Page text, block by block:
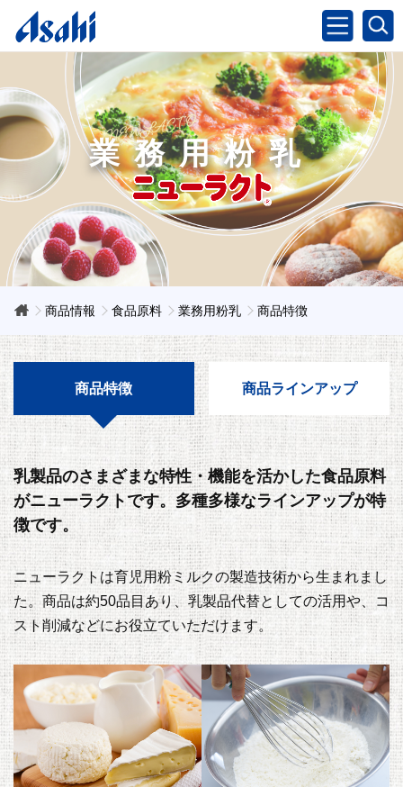
業務用粉乳
商品情報 食品原料 業務用粉乳 商品特徴
商品特徴 商品ラインアップ
乳製品のさまざまな特性・機能を活かした食品原料
がニューラクトです。 多種多様なラインアップが特
徴です。
ニューラクトは育児用粉ミルクの製造技術から生まれまし
た。商品は約50品目あり、乳製品代替としての活用や、コ
スト削減などにお役立ていただけます。